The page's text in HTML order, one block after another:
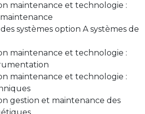
maintenance et technologie :
systèmes option A systèmes de
maintenance et technologie :
maintenance et technologie :
gestion et maintenance des